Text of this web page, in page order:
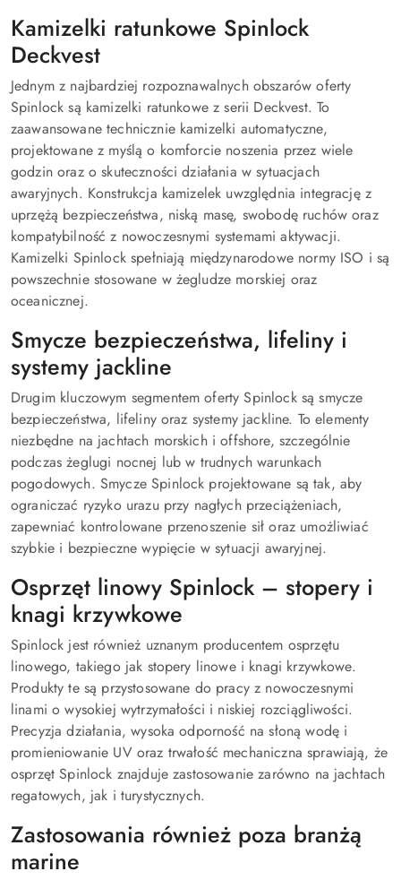
Kamizelki ratunkowe Spinlock
Deckvest
Jednym z najbardziej rozpoznawalnych obszarów oferty
Spinlock są kamizelki ratunkowe z serii Deckvest. To
zaawansowane technicznie kamizelki automatyczne,
projektowane z myślą o komforcie noszenia przez wiele
godzin oraz o skuteczności działania w sytuacjach
awaryjnych. Konstrukcja kamizelek uwzględnia integrację z
uprzężą bezpieczeństwa, niską masę, swobodę ruchów oraz
kompatybilność z nowoczesnymi systemami aktywacji.
Kamizelki Spinlock spełniają międzynarodowe normy ISO i są
powszechnie stosowane w żegludze morskiej oraz
oceanicznej.
Smycze bezpieczeństwa, lifeliny i
systemy jackline
Drugim kluczowym segmentem oferty Spinlock są smycze
bezpieczeństwa, lifeliny oraz systemy jackline. To elementy
niezbędne na jachtach morskich i offshore, szczególnie
podczas żeglugi nocnej lub w trudnych warunkach
pogodowych. Smycze Spinlock projektowane są tak, aby
ograniczać ryzyko urazu przy nagłych przeciążeniach,
zapewniać kontrolowane przenoszenie sił oraz umożliwiać
szybkie i bezpieczne wypięcie w sytuacji awaryjnej.
Osprzęt linowy Spinlock – stopery i
knagi krzywkowe
Spinlock jest również uznanym producentem osprzętu
linowego, takiego jak stopery linowe i knagi krzywkowe.
Produkty te są przystosowane do pracy z nowoczesnymi
linami o wysokiej wytrzymałości i niskiej rozciągliwości.
Precyzja działania, wysoka odporność na słoną wodę i
promieniowanie UV oraz trwałość mechaniczna sprawiają, że
osprzęt Spinlock znajduje zastosowanie zarówno na jachtach
regatowych, jak i turystycznych.
Zastosowania również poza branżą
marine